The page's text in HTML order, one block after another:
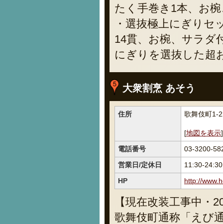
たく手巻き1本、お
・選抜極上にぎり
14貫、お椀、サラダ
にぎりを選抜した超
大衆割烹 あそう
住所 歌舞伎町1-
[地図を表示]
電話番号
03-3200-
営業日/定休日
11:30-
HP
http://
【現在改装工事中・
歌舞伎町通称「えび